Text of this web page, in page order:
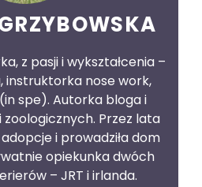
z pasji i wykształcenia –
instruktorka nose work,
spe). Autorka bloga i
Przez lata
i prowadziła dom
opiekunka dwóch
– JRT i irlanda.